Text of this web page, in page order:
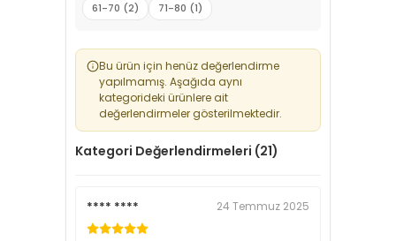
61-70 (2)
71-80 (1)
Bu ürün için henüz değerlendirme
yapılmamış. Aşağıda aynı
kategorideki ürünlere ait
değerlendirmeler gösterilmektedir.
Kategori Değerlendirmeleri (21)
**** **** 24 Temmuz 2025